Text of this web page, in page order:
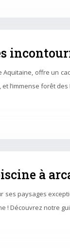
offre un
l’immense forêt
à
ses paysages
! Découvrez notre